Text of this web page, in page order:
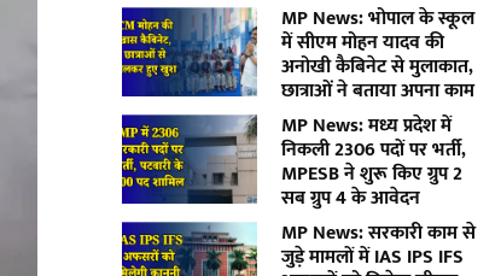
MP News: भोपाल के स्कूल
में सीएम मोहन यादव की
अनोखी कैबिनेट से मुलाकात,
छात्राओं ने बताया अपना काम
MP News: मध्य प्रदेश में
निकली 2306 पदों पर भर्ती,
MPESB ने शुरू किए ग्रुप 2
सब ग्रुप 4 के आवेदन
MP News: सरकारी काम से
जुड़े मामलों में IAS IPS IFS